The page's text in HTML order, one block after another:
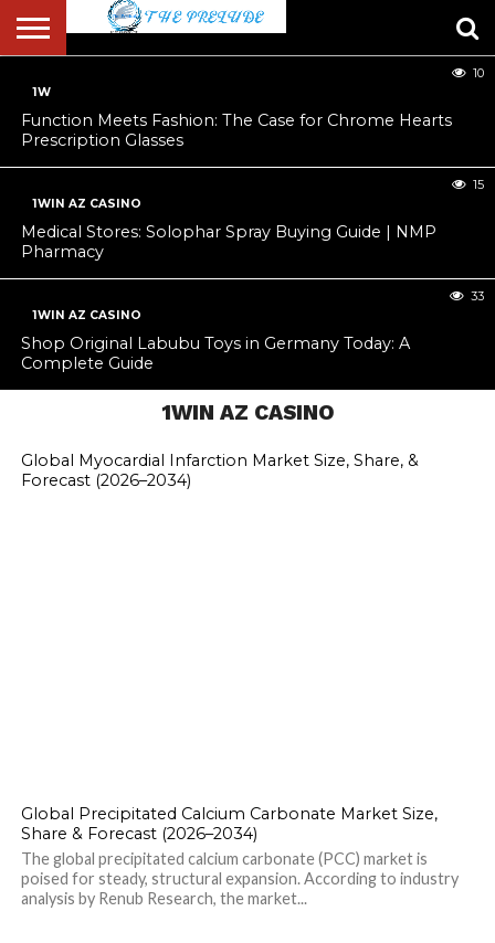
US
ACCOUNT
AUTHORS
FULL-
PAGE
HOME
LATEST
LOGIN
LOGOUT
MEMBERS
PASSWORD
REGISTER
SAMPLE
TYPOGRAPHY
USER
Entertainment
18
1W
Function Meets Fashion: The Case for Chrome Hearts
Prescription Glasses
10
1WIN AZ CASINO
Medical Stores: Solophar Spray Buying Guide | NMP
Pharmacy
15
1WIN AZ CASINO
Shop Original Labubu Toys in Germany Today: A
Complete Guide
33
1WIN AZ CASINO
Global Myocardial Infarction Market Size, Share, &
Forecast (2026–2034)
Global Precipitated Calcium Carbonate Market Size,
Share & Forecast (2026–2034)
The global precipitated calcium carbonate (PCC) market is
poised for steady, structural expansion. According to industry
analysis by Renub Research, the market...